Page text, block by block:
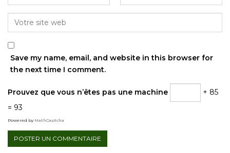
Save my name, email, and website in this browser for
the next time I comment.
Prouvez que vous n’êtes pas une machine
+ 85
= 93
Powered by MathCaptcha